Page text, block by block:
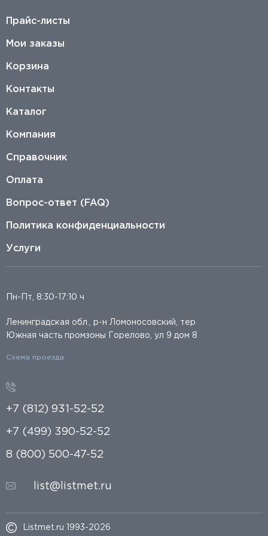
Прайс-листы
Мои заказы
Корзина
Контакты
Каталог
Компания
Справочник
Оплата
Вопрос-ответ (FAQ)
Политика конфиденциальности
Услуги
Пн-Пт, 8:30-17:10 ч
Ленинградская обл., р-н Ломоносовский, тер
Южная часть промзоны Горелово, ул 9 дом 8
Схема проезда
+7 (812) 931-52-52
+7 (499) 390-52-52
8 (800) 500-47-52
list@listmet.ru
Listmet.ru 1993-2026